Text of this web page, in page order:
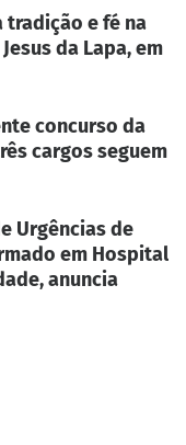
tradição e fé na
da Lapa, em
concurso da
cargos seguem
Urgências de
em Hospital
anuncia